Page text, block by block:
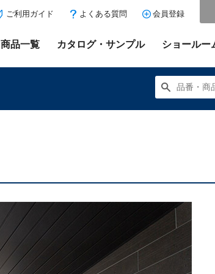
ご利用ガイド よくある質問 会員登録
商品一覧 カタログ・サンプル ショールー